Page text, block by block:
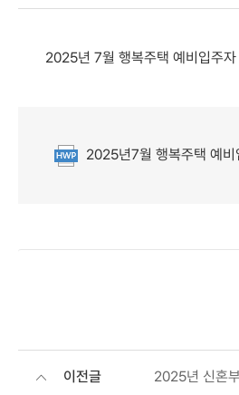
2025년 7월 행복주택 예비입주
첨부파일
2025년7월 행복주택 예
이전글 2025년 신혼